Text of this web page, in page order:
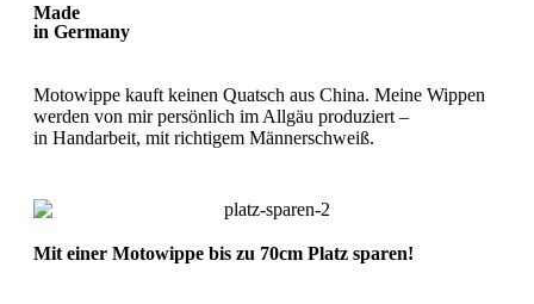
Made
in Germany
Motowippe kauft keinen Quatsch aus China. Meine Wippen
werden von mir persönlich im Allgäu produziert –
in Handarbeit, mit richtigem Männerschweiß.
Mit einer Motowippe bis zu 70cm Platz sparen!